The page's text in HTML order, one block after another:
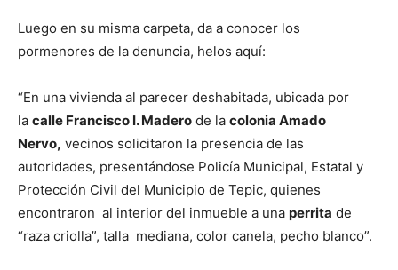
Luego en su misma carpeta, da a conocer los
pormenores de la denuncia, helos aquí:
“En una vivienda al parecer deshabitada, ubicada por
la calle Francisco I. Madero de la colonia Amado
Nervo, vecinos solicitaron la presencia de las
autoridades, presentándose Policía Municipal, Estatal y
Protección Civil del Municipio de Tepic, quienes
encontraron al interior del inmueble a una perrita de
“raza criolla”, talla mediana, color canela, pecho blanco”.